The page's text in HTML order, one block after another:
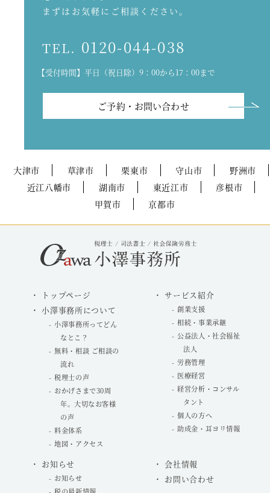
まずはお気軽にご相談ください。
TEL. 0120-044-038
【受付時間】平日（祝日除）9：00から17：00まで
ご予約・お問い合わせ
大津市 草津市 栗東市 守山市
野洲市
近江八幡市
湖南市 東近江市
彦根市
甲賀市
京都市
トップページ
小澤事務所について
小澤事務所ってどん
なとこ？
無料・相談 ご相談の
流れ
税理士の声
おかげさまで30周
年。大切なお客様
の声
料金体系
地図・アクセス
サービス紹介
創業支援
相続・事業承継
公益法人・社会福祉
法人
労務管理
医療経営
経営分析・コンサル
タント
個人の方へ
助成金・耳ヨリ情報
お知らせ
お知らせ
会社情報
お問い合わせ